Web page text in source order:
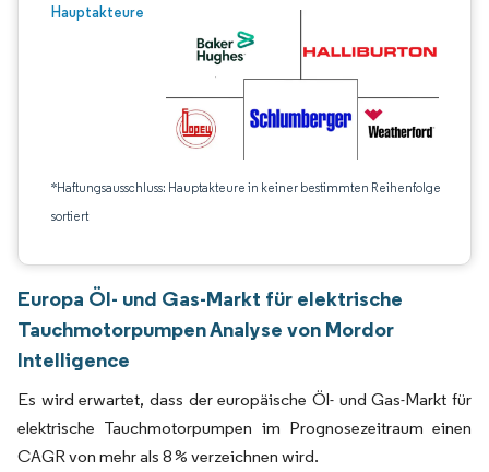
Hauptakteure
*Haftungsausschluss: Hauptakteure in keiner bestimmten Reihenfolge
sortiert
Europa Öl- und Gas-Markt für elektrische
Tauchmotorpumpen Analyse von Mordor
Intelligence
Es wird erwartet, dass der europäische Öl- und Gas-Markt für
elektrische Tauchmotorpumpen im Prognosezeitraum einen
CAGR von mehr als 8 % verzeichnen wird.